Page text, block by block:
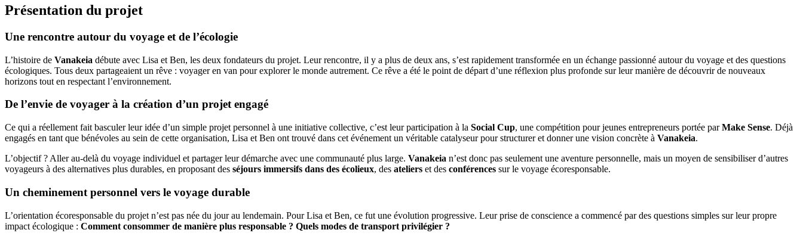
Présentation du projet
Une rencontre autour du voyage et de l’écologie
L’histoire de Vanakeia débute avec Lisa et Ben, les deux fondateurs du projet. Leur rencontre, il y a plus de deux ans, s’est rapidement transformée en un échange passionné autour du voyage et des questions
écologiques. Tous deux partageaient un rêve : voyager en van pour explorer le monde autrement. Ce rêve a été le point de départ d’une réflexion plus profonde sur leur manière de découvrir de nouveaux
horizons tout en respectant l’environnement.
De l’envie de voyager à la création d’un projet engagé
Ce qui a réellement fait basculer leur idée d’un simple projet personnel à une initiative collective, c’est leur participation à la Social Cup, une compétition pour jeunes entrepreneurs portée parMake Sense. Déjà
engagés en tant que bénévoles au sein de cette organisation, Lisa et Ben ont trouvé dans cet événement un véritable catalyseur pour structurer et donner une vision concrète à Vanakeia.
L’objectif ? Aller au-delà du voyage individuel et partager leur démarche avec une communauté plus large. Vanakeia n’est donc pas seulement une aventure personnelle, mais un moyen de sensibiliser d’autres
voyageurs à des alternatives plus durables, en proposant des séjours immersifs dans des écolieux, des ateliers et des conférences sur le voyage écoresponsable.
Un cheminement personnel vers le voyage durable
L’orientation écoresponsable du projet n’est pas née du jour au lendemain. Pour Lisa et Ben, ce fut une évolution progressive. Leur prise de conscience a commencé par des questions simples sur leur propre
impact écologique : Comment consommer de manière plus responsable ? Quels modes de transport privilégier ?